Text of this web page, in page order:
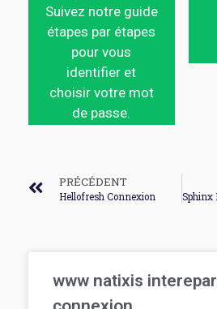
Suivez notre guide
étapes par étapes
pour vous
identifier et
choisir votre mot
de passe.
PRÉCÉDENT
Hellofresh Connexion Sphinx
www natixis